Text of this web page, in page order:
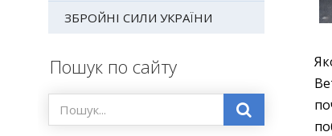
ЗБРОЙНІ СИЛИ УКРАЇНИ
Пошук по сайту